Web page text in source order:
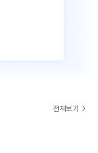
전체보기